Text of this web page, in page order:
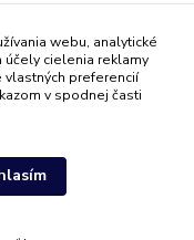
webu, analytické
účely cielenia reklamy
vlastných preferencií
v spodnej časti